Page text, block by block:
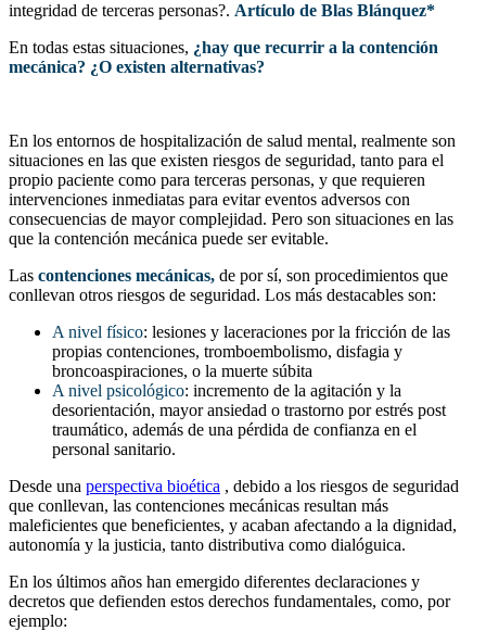
integridad de terceras personas?. Artículo de Blas Blánquez*
En todas estas situaciones, ¿hay que recurrir a la contención
mecánica? ¿O existen alternativas?
En los entornos de hospitalización de salud mental, realmente son
situaciones en las que existen riesgos de seguridad, tanto para el
propio paciente como para terceras personas, y que requieren
intervenciones inmediatas para evitar eventos adversos con
consecuencias de mayor complejidad. Pero son situaciones en las
que la contención mecánica puede ser evitable.
Las contenciones mecánicas, de por sí, son procedimientos que
conllevan otros riesgos de seguridad. Los más destacables son:
A nivel físico: lesiones y laceraciones por la fricción de las
propias contenciones, tromboembolismo, disfagia y
broncoaspiraciones, o la muerte súbita
A nivel psicológico: incremento de la agitación y la
desorientación, mayor ansiedad o trastorno por estrés post
traumático, además de una pérdida de confianza en el
personal sanitario.
Desde una perspectiva bioética , debido a los riesgos de seguridad
que conllevan, las contenciones mecánicas resultan más
maleficientes que beneficientes, y acaban afectando a la dignidad,
autonomía y la justicia, tanto distributiva como dialóguica.
En los últimos años han emergido diferentes declaraciones y
decretos que defienden estos derechos fundamentales, como, por
ejemplo: